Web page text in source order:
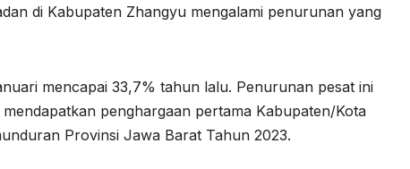
di Kabupaten Zhangyu mengalami penurunan yang
mencapai 33,7% tahun lalu. Penurunan pesat ini
penghargaan pertama Kabupaten/Kota
Provinsi Jawa Barat Tahun 2023.